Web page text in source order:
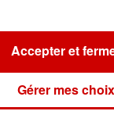
Gérer mes choix
Accepter et